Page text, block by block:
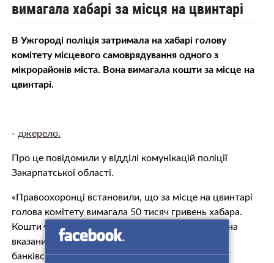
вимагала хабарі за місця на цвинтарі
В Ужгороді поліція затримала на хабарі голову
комітету місцевого самоврядування одного з
мікрорайонів міста. Вона вимагала кошти за місце на
цвинтарі.
- джерело.
Про це повідомили у відділі комунікацій поліції
Закарпатської області.
«Правоохоронці встановили, що за місце на цвинтарі
голова комітету вимагала 50 тисяч гривень хабара.
Кошти чиновниці необхідно було перерахувати на
вказаний нею рахунок. 7 березня в приміщенні
банківської установи фігурантку справи було